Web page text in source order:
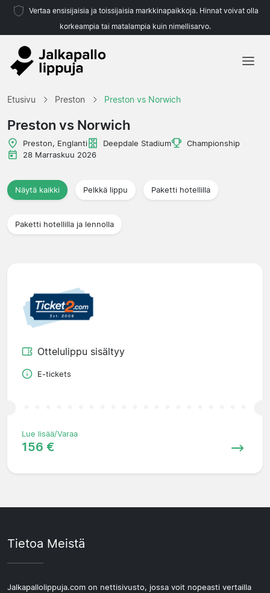
Vertaa ensisijaisia ja toissijaisia markkinapaikkoja. Hinnat voivat olla
korkeampia tai matalampia kuin nimellisarvo.
Etusivu Preston Preston vs Norwich
Preston vs Norwich
Preston, Englanti Deepdale Stadium
Championship
28 Marraskuu 2026
Näytä kaikki Pelkkä lippu Paketti hotellilla
Paketti hotellilla ja lennolla
Ottelulippu sisältyy
E-tickets
Lue lisää/Varaa
156 €
Tietoa Meistä
Jalkapallolippuja.com on nettisivusto, jossa voit nopeasti vertailla